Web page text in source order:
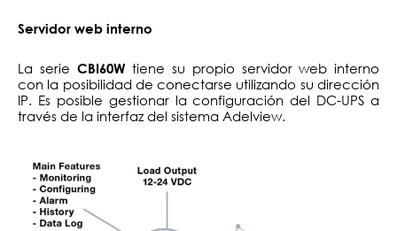
Servidor web interno
La serie CBI60W tiene su propio servidor web interno
con la posibilidad de conectarse utilizando su dirección
IP. Es posible gestionar la configuración del DC-UPS a
través de la interfaz del sistema Adelview.